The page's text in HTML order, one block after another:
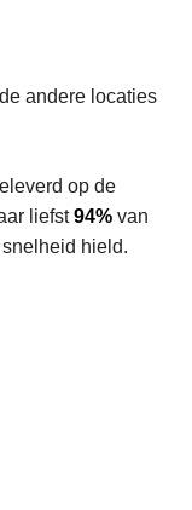
andere locaties
op de
liefst94% van
hield.